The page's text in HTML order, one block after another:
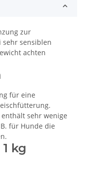
zur
sehr sensiblen
achten
für eine
sehr wenige
für Hunde die
kg